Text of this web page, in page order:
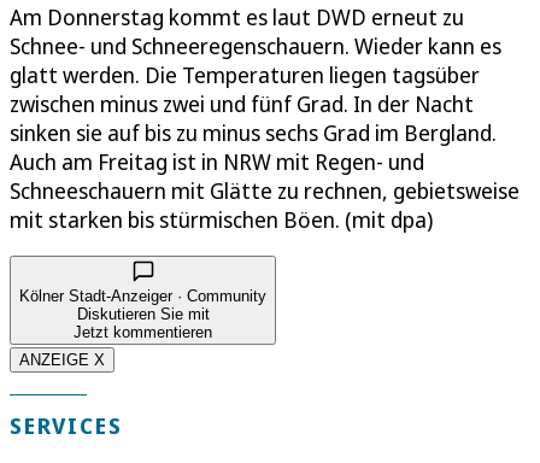
Am Donnerstag kommt es laut DWD erneut zu
Schnee- und Schneeregenschauern. Wieder kann es
glatt werden. Die Temperaturen liegen tagsüber
zwischen minus zwei und fünf Grad. In der Nacht
sinken sie auf bis zu minus sechs Grad im Bergland.
Auch am Freitag ist in NRW mit Regen- und
Schneeschauern mit Glätte zu rechnen, gebietsweise
mit starken bis stürmischen Böen. (mit dpa)
Kölner Stadt-Anzeiger · Community
Diskutieren Sie mit
Jetzt kommentieren
ANZEIGE X
SERVICES